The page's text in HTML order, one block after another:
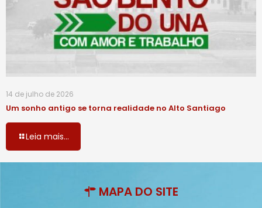
14 de julho de 2026
Um sonho antigo se torna realidade no Alto Santiago
Leia mais...
MAPA DO SITE